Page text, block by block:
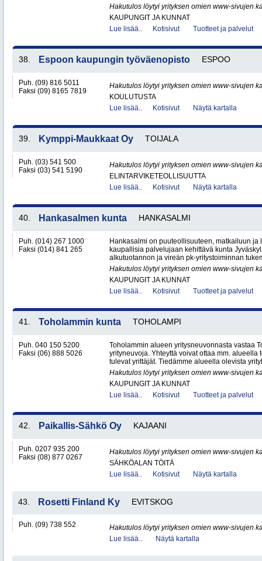
Hakutulos löytyi yrityksen omien www-sivujen
KAUPUNGIT JA KUNNAT
Lue lisää..
Kotisivut Tuotteet ja palvelut
38. Espoon kaupungin työväenopisto ESPOO
Puh. (09) 816 5011
Faksi (09) 8165 7819
Hakutulos löytyi yrityksen omien www-sivujen
KOULUTUSTA
Lue lisää..
Kotisivut Näytä kartalla
39. Kymppi-Maukkaat Oy TOIJALA
Puh. (03) 541 500
Faksi (03) 541 5190
Hakutulos löytyi yrityksen omien www-sivujen
ELINTARVIKETEOLLISUUTTA
Lue lisää..
Kotisivut Näytä kartalla
40. Hankasalmen kunta HANKASALMI
Puh. (014) 267 1000
Faksi (014) 841 265
Hankasalmi on puuteollisuuteen, matkailuun ja
kaupallisia palvelujaan kehittävä kunta
alkutuotannon ja vireän pk-yritystoiminnan
Hakutulos löytyi yrityksen omien www-sivujen
KAUPUNGIT JA KUNNAT
Lue lisää..
Kotisivut Tuotteet ja palvelut
41. Toholammin kunta TOHOLAMPI
Puh. 040 150 5200
Faksi (06) 888 5026
Toholammin alueen yritysneuvonnasta vastaa
yrityneuvoja. Yhteyttä voivat ottaa mm. alueella
tulevat yrittäjät. Tiedämme alueella olevista
Hakutulos löytyi yrityksen omien www-sivujen
KAUPUNGIT JA KUNNAT
Lue lisää..
Kotisivut Tuotteet ja palvelut
42. Paikallis-Sähkö Oy KAJAANI
Puh. 0207 935 200
Faksi (08) 877 0267
Hakutulos löytyi yrityksen omien www-sivujen
SÄHKÖALAN TÖITÄ
Lue lisää..
Kotisivut Näytä kartalla
43. Rosetti Finland Ky EVITSKOG
Puh. (09) 738 552
Hakutulos löytyi yrityksen omien www-sivujen
Lue lisää..
Näytä kartalla